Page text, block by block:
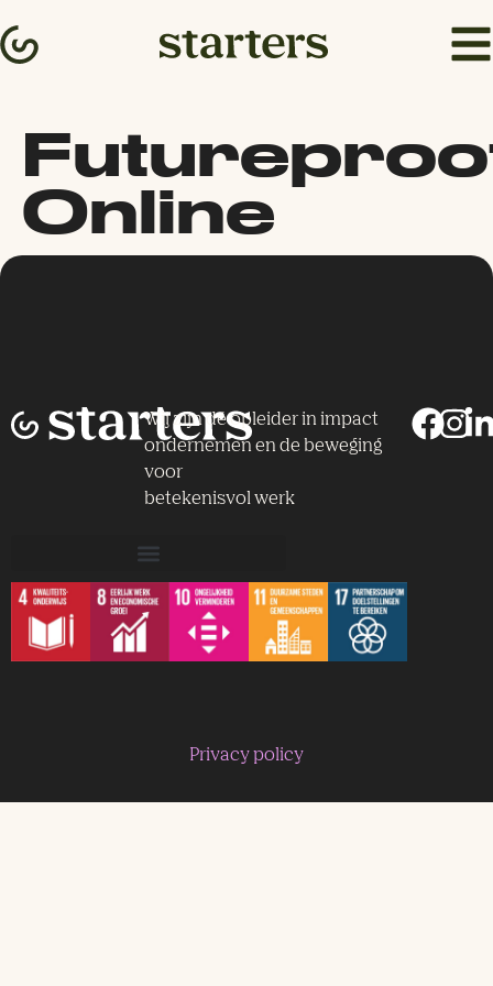
Online
Wij zijn dé opleider in impact
ondernemen en de beweging
voor
betekenisvol werk
Privacy policy